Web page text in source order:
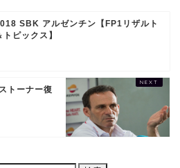
SBK アルゼンチン【FP1リザルト
トピックス】
トーナー復